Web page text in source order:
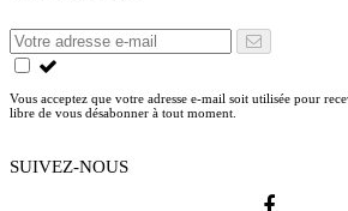
Vous acceptez que votre adresse e-mail soit utilisée pour
libre de vous désabonner à tout moment.
SUIVEZ-NOUS